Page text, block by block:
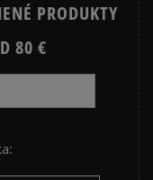
PRODUKTY
80 €